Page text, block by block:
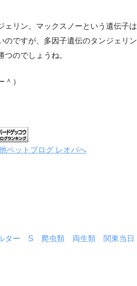
ェリン。マックスノーという遺伝子は
のですが、多因子遺伝のタンジェリン
のでしょうね。
）
ルター S 爬虫類 両生類 関東当日